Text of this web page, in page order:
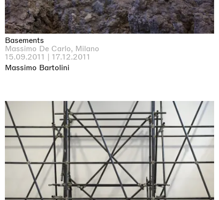
Basements
Massimo De Carlo, Milano
15.09.2011 | 17.12.2011
Massimo Bartolini